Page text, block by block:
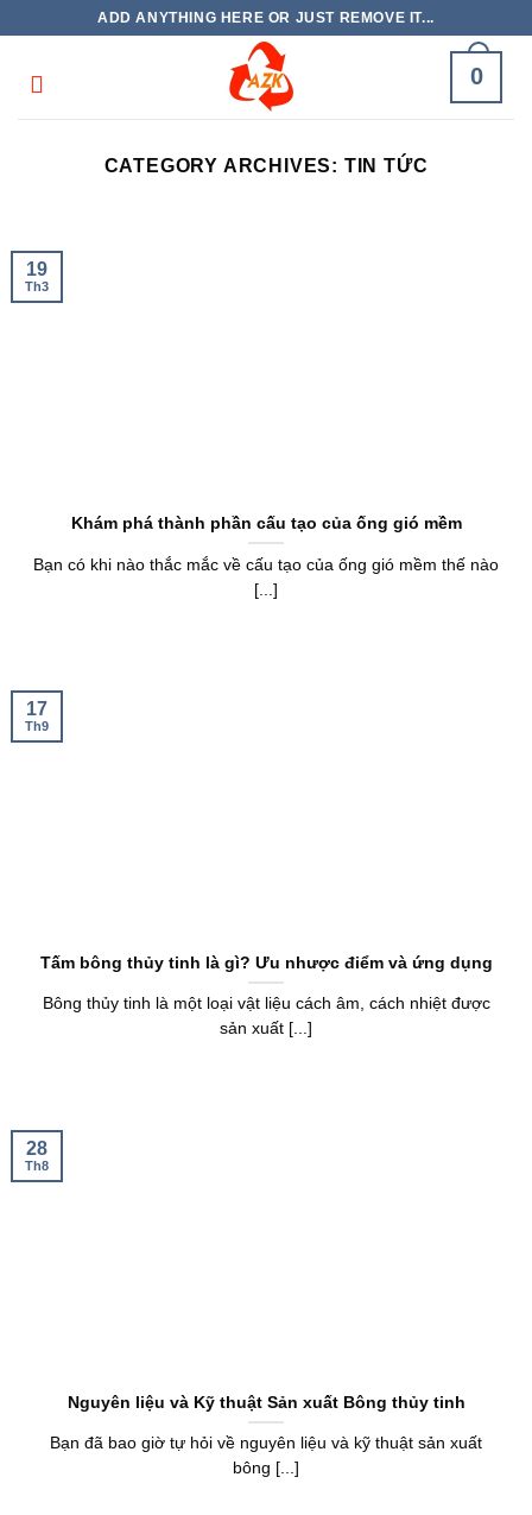
content
ADD ANYTHING HERE OR JUST REMOVE IT...
0
CATEGORY ARCHIVES: TIN TỨC
Khám phá thành phần cấu tạo của ống gió mềm
Bạn có khi nào thắc mắc về cấu tạo của ống gió mềm thế nào
[...]
19
Th3
Tấm bông thủy tinh là gì? Ưu nhược điểm và ứng dụng
Bông thủy tinh là một loại vật liệu cách âm, cách nhiệt được
sản xuất [...]
17
Th9
Nguyên liệu và Kỹ thuật Sản xuất Bông thủy tinh
Bạn đã bao giờ tự hỏi về nguyên liệu và kỹ thuật sản xuất
bông [...]
28
Th8